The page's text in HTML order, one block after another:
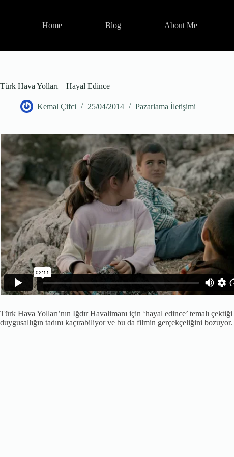
Home Blog About Me
Türk Hava Yolları – Hayal Edince
Kemal Çifci 25/04/2014 Pazarlama İletişimi
Türk Hava Yolları’nın Iğdır Havalimanı için ‘hayal edince’ temalı
duygusallığın tadını kaçırabiliyor ve bu da filmin gerçekçeliğini